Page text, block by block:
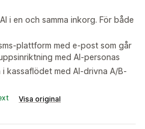
i en och samma inkorg. För både
plattform med e-post som går
med AI-personas
kassaflödet med AI-drivna A/B-
Visa original